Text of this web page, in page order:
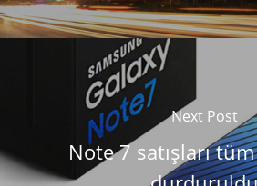
Next Post
Note 7 satışları